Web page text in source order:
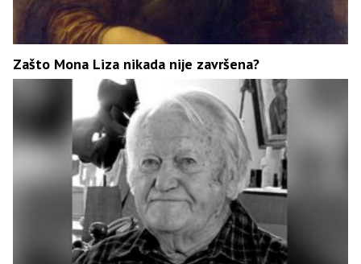
Zašto Mona Liza nikada nije završena?